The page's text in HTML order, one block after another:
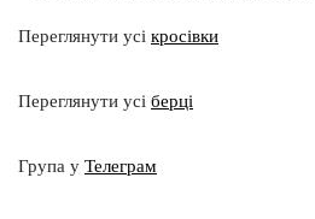
Переглянути усі кросівки
Переглянути усі берці
Група у Телеграм